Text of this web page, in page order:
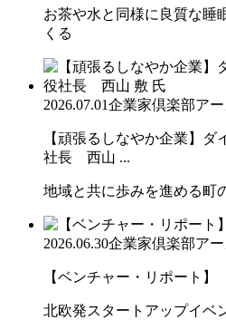
お茶や水と同様に良質な睡
くる
2026.07.01企業家倶楽部ア
【頑張るしなやか企業】
社長 西山 ...
地域と共に歩みを進める町
2026.06.30企業家倶楽部ア
【ベンチャー・リポート】
北欧発スタートアップイベ